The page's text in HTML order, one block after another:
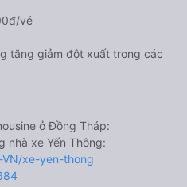
vé
tăng giảm đột xuất trong các
ở Đồng Tháp:
nhà xe Yến Thông:
xe-yen-thong